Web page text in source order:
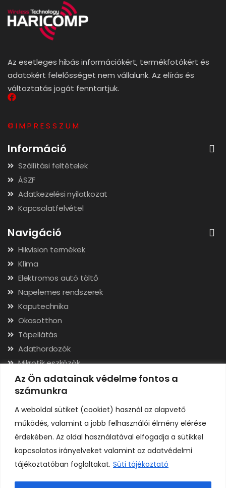
Az Ön adatainak védelme fontos a
számunkra
A weboldal sütiket (cookiet) használ az alapvető
működés, valamint a jobb felhasználói élmény elérése
érdekében. Az oldal használatával elfogadja a sütikkel
kapcsolatos irányelveket valamint az adatvédelmi
tájékoztatóban foglaltakat. Süti tájékoztató
Az esetleges hibás információkért, termékfotókért és
adatokért felelősséget nem vállalunk. Az elírás és
változtatás jogát fenntartjuk.
© I M P R E S S Z U M
Információ
Szállítási feltételek
ÁSZF
Adatkezelési nyilatkozat
Kapcsolatfelvétel
Navigáció
Hikvision termékek
Klíma
Elektromos autó töltő
Napelemes rendszerek
Kaputechnika
Okosotthon
Tápellátás
Adathordozók
Mikrotik eszközök
Hálózati kábelek, csatlakozók
Szerszámok
Elérhetőségek
Adószám: 24323257-2-02
Cégjegyzékszám: 02-09-079991
Bankszámla: 11731001-23136207